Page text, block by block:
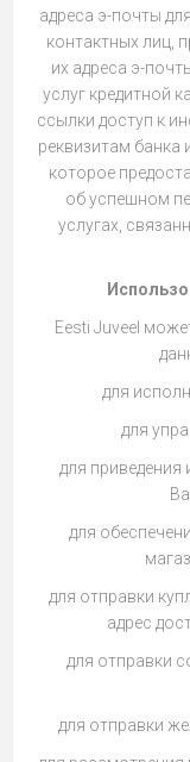
адреса э-почты
контактных лиц,
их адреса э-
услуг кредитной
ссылки доступ к
реквизитам банка
которое
об успешном
услугах,
Eesti Juveel
для
для
для приведения
для
для отправки
адрес
для отправки
для отправки